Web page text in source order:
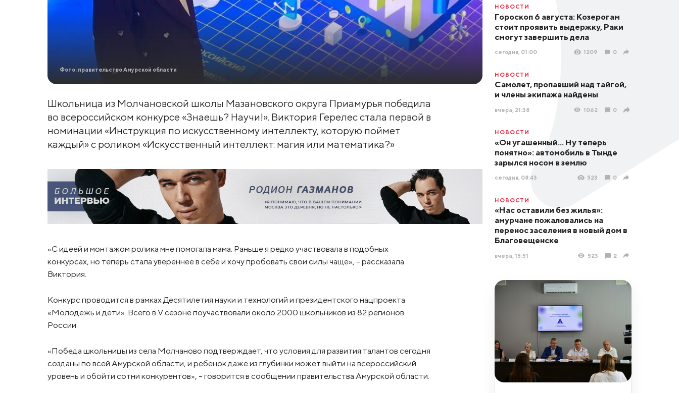
Фото: правительство Амурской области
Школьница из Молчановской школы Мазановского округа Приамурья победила
во всероссийском конкурсе «Знаешь? Научи!». Виктория Герелес стала первой в
номинации «Инструкция по искусственному интеллекту, которую поймет
каждый» с роликом «Искусственный интеллект: магия или математика?»
«С идеей и монтажом ролика мне помогала мама. Раньше я редко участвовала в подобных
конкурсах, но теперь стала увереннее в себе и хочу пробовать свои силы чаще», – рассказала
Виктория.
Конкурс проводится в рамках Десятилетия науки и технологий и президентского нацпроекта
«Молодежь и дети». Всего в V сезоне поучаствовали около 2000 школьников из 82 регионов
России.
«Победа школьницы из села Молчаново подтверждает, что условия для развития талантов сегодня
созданы по всей Амурской области, и ребенок даже из глубинки может выйти на всероссийский
уровень и обойти сотни конкурентов», – говорится в сообщении правительства Амурской области.
НОВОСТИ
Гороскоп 6 августа: Козерогам
стоит проявить выдержку, Раки
смогут завершить дела
сегодня, 01:00 1209 0
НОВОСТИ
Самолет, пропавший над тайгой,
и члены экипажа найдены
вчера, 21:38 1062 0
НОВОСТИ
«Он угашенный... Ну теперь
понятно»: автомобиль в Тынде
зарылся носом в землю
сегодня, 08:43 523 0
НОВОСТИ
«Нас оставили без жилья»:
амурчане пожаловались на
перенос заселения в новый дом в
Благовещенске
вчера, 15:51 523 2